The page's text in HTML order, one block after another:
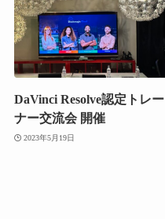
DaVinci Resolve認定トレー
ナー交流会 開催
2023年5月19日